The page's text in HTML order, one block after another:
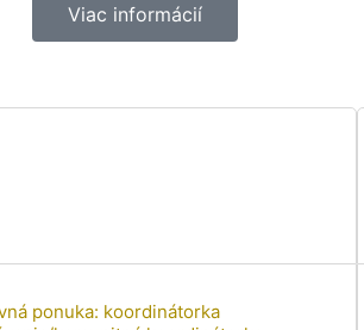
Viac informácií
ponuka: koordinátorka